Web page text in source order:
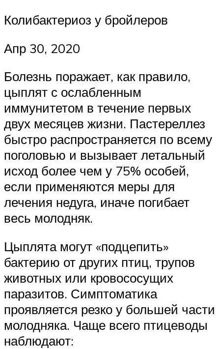
Колибактериоз у бройлеров
Апр 30, 2020
Болезнь поражает, как правило,
цыплят с ослабленным
иммунитетом в течение первых
двух месяцев жизни. Пастереллез
быстро распространяется по всему
поголовью и вызывает летальный
исход более чем у 75% особей,
если применяются меры для
лечения недуга, иначе погибает
весь молодняк.
Цыплята могут «подцепить»
бактерию от других птиц, трупов
животных или кровососущих
паразитов. Симптоматика
проявляется резко у большей части
молодняка. Чаще всего птицеводы
наблюдают: